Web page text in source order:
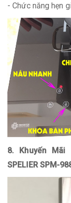
- Chức năng hẹn
8. Khuyến
SPELIER SPM-